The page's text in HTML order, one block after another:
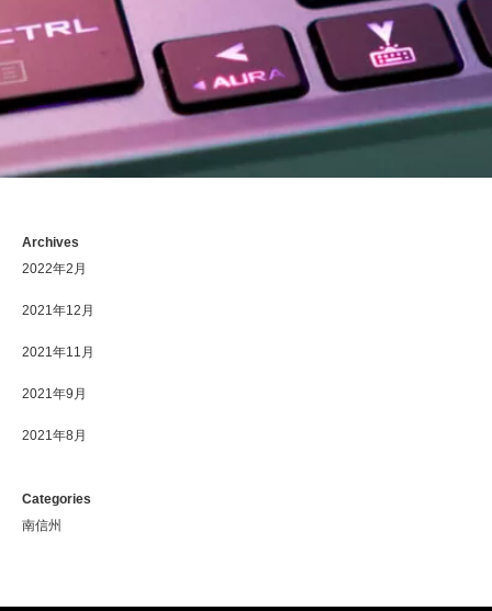
Archives
2022年2月
2021年12月
2021年11月
2021年9月
2021年8月
Categories
南信州